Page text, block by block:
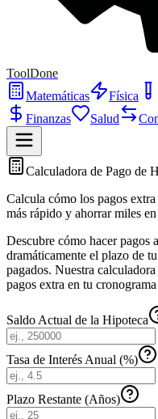
ToolDone
Matemáticas
Física
Finanzas
Salud
Calculadora de Pago de
Calcula cómo los pagos
más rápido y ahorrar miles
Descubre cómo hacer pagos
dramáticamente el plazo de
pagados. Nuestra
pagos extra en tu
Saldo Actual de la Hipoteca
Tasa de Interés Anual (%)
Plazo Restante (Años)